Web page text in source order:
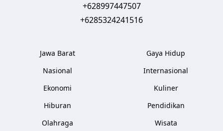
+628997447507
+6285324241516
Jawa Barat
Nasional
Ekonomi
Hiburan
Olahraga
Gaya Hidup
Internasional
Kuliner
Pendidikan
Wisata